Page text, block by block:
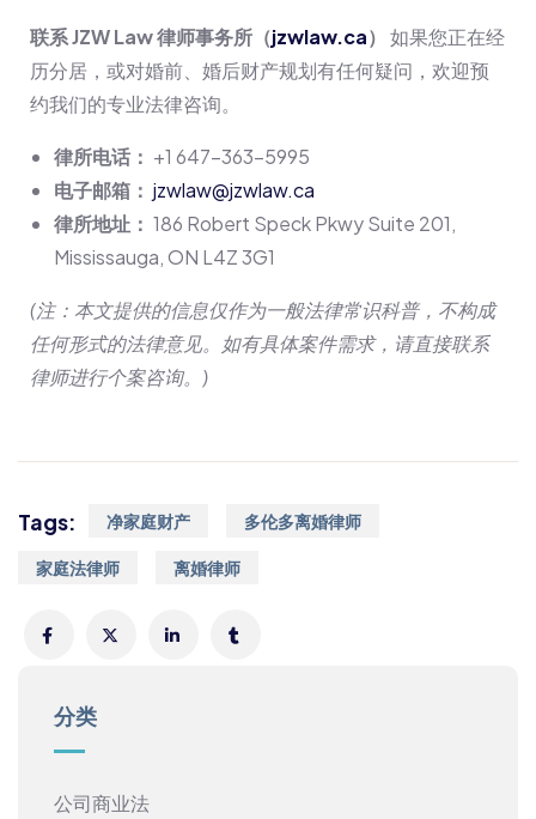
联系 JZW Law 律师事务所（jzwlaw.ca） 如果您正在经
历分居，或对婚前、婚后财产规划有任何疑问，欢迎预
约我们的专业法律咨询。
律所电话： +1 647-363-5995
电子邮箱： jzwlaw@jzwlaw.ca
律所地址： 186 Robert Speck Pkwy Suite 201,
Mississauga, ON L4Z 3G1
(注：本文提供的信息仅作为一般法律常识科普，不构成
任何形式的法律意见。如有具体案件需求，请直接联系
律师进行个案咨询。)
Tags: 净家庭财产 多伦多离婚律师
家庭法律师 离婚律师
分类
公司商业法